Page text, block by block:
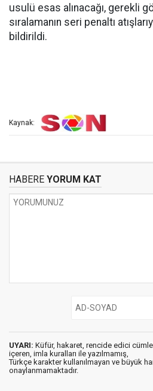
usulü esas alınacağı, gerekli
sıralamanın seri penaltı
bildirildi.
Kaynak:
HABERE YORUM KAT
UYARI: Küfür, hakaret, rencide edici
içeren, imla kuralları ile yazılmamış,
Türkçe karakter kullanılmayan ve büyük
onaylanmamaktadır.